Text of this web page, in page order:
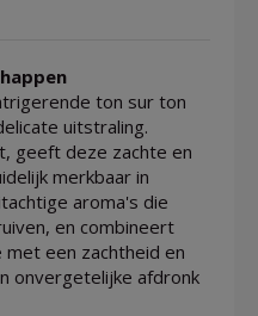
ton sur ton
uitstraling.
geeft deze zachte en
merkbaar in
aroma's die
en combineert
een zachtheid en
onvergetelijke afdronk